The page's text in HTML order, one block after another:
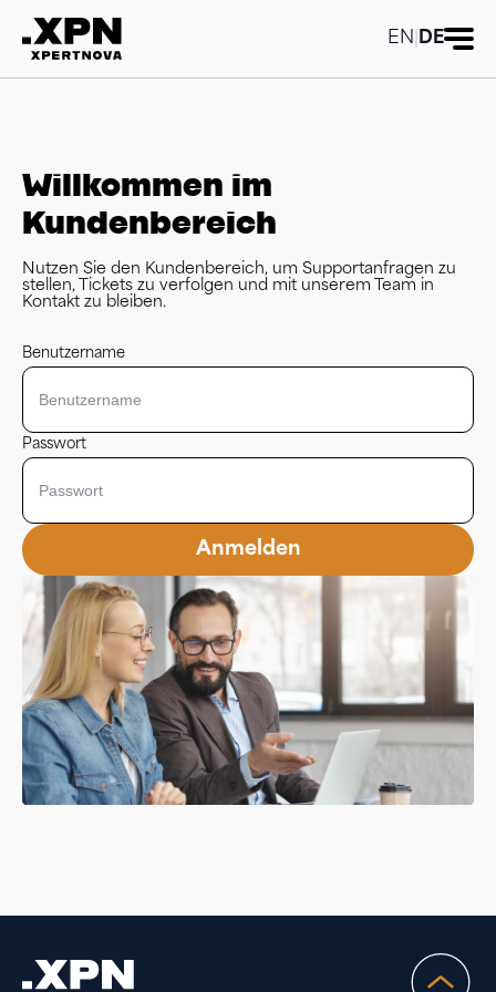
EN DE
Willkommen im
Kundenbereich
Nutzen Sie den Kundenbereich, um Supportanfragen zu
stellen, Tickets zu verfolgen und mit unserem Team in
Kontakt zu bleiben.
Benutzername
Passwort
Anmelden